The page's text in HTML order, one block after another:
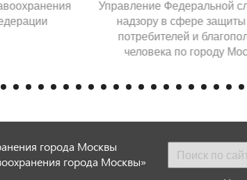
Управление Федеральной
надзору в сфере
потребителей и
человека по городу
города Москвы
города Москвы»